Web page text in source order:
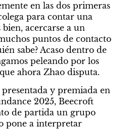
en las dos primeras
para contar una
acercarse a un
puntos de contacto
sabe? Acaso dentro de
peleando por los
ahora Zhao disputa.
y premiada en
2025, Beecroft
de partida un grupo
pone a interpretar